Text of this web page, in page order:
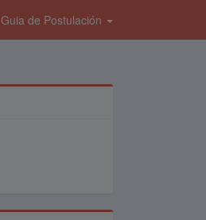
Guia de Postulación